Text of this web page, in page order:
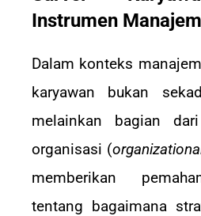
Instrumen
Dalam konteks
karyawan bukan
melainkan bagian
organisasi (
memberikan
tentang bagaimana